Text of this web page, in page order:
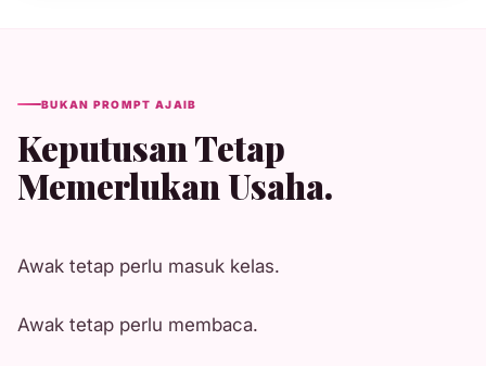
BUKAN PROMPT AJAIB
Keputusan Tetap
Memerlukan Usaha.
Awak tetap perlu masuk kelas.
Awak tetap perlu membaca.